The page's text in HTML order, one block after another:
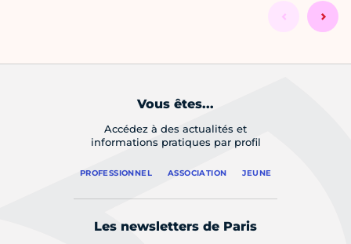
Vous êtes...
Accédez à des actualités et
informations pratiques par profil
PROFESSIONNEL ASSOCIATION JEUNE
Les newsletters de Paris